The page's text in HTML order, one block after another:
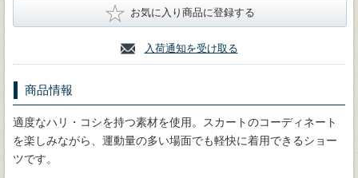
★ お気に入り商品に登録する
入荷通知を受け取る
商品情報
適度なハリ・コシを持つ素材を使用。スカートのコーディネート
を楽しみながら、運動量の多い場面でも軽快に着用できるショー
ツです。